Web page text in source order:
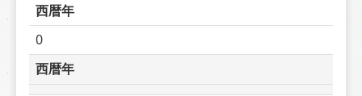
西暦年
0
西暦年